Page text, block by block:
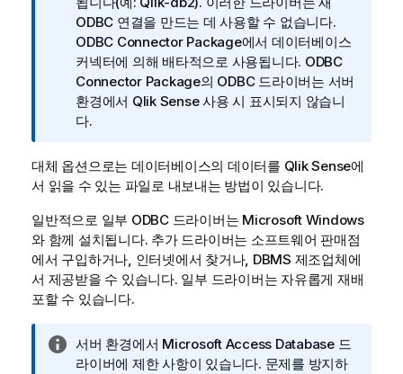
ODBC 연결을 만드는 데 사용할 수 없습니다.
ODBC Connector Package에서 데이터베이스
커넥터에 의해 배타적으로 사용됩니다. ODBC
Connector Package의 ODBC드라이버는 서버
환경에서 Qlik Sense사용 시 표시되지 않습니
다.
대체 옵션으로는 데이터베이스의 데이터를 Qlik Sense에
서 읽을 수 있는 파일로 내보내는 방법이 있습니다.
일반적으로 일부 ODBC드라이버는 Microsoft Windows
와 함께 설치됩니다. 추가 드라이버는 소프트웨어 판매점
에서 구입하거나, 인터넷에서 찾거나, DBMS 제조업체에
서 제공받을 수 있습니다. 일부 드라이버는 자유롭게 재배
포할 수 있습니다.
정
보
서버 환경에서 Microsoft Access Database 드
라이버에 제한 사항이 있습니다. 문제를 방지하